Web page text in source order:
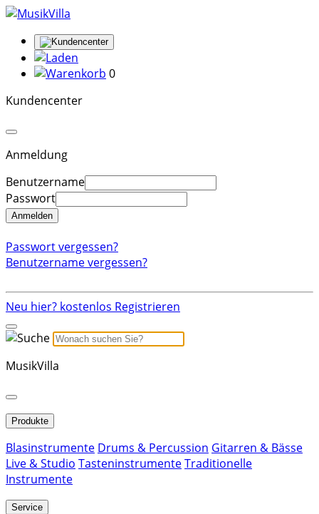
0
Kundencenter
Anmeldung
Benutzername
Passwort
Anmelden
Passwort vergessen?
Benutzername vergessen?
Neu hier? kostenlos Registrieren
MusikVilla
Produkte
Blasinstrumente Drums & Percussion Gitarren & Bässe
Live & Studio TasteninstrumenteTraditionelle
Instrumente
Service